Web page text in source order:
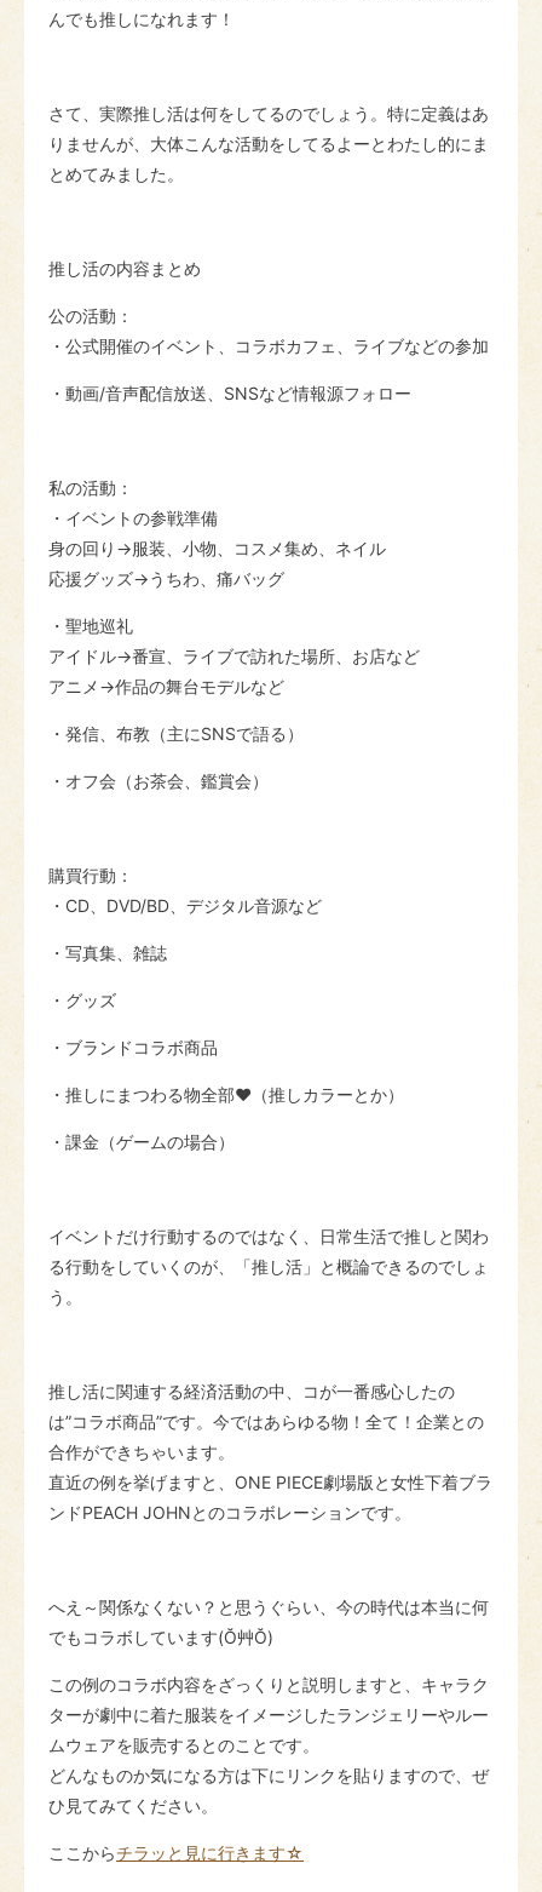
んでも推しになれます！
さて、実際推し活は何をしてるのでしょう。特に定義はあ
りませんが、大体こんな活動をしてるよーとわたし的にま
とめてみました。
推し活の内容 まとめ
公の活動：
・公式開催のイベント、コラボカフェ、ライブなどの参加
・動画/音声配信放送、SNSなど情報源フォロー
私の活動：
・イベントの参戦準備
身の回り→服装、小物、コスメ集め、ネイル
応援グッズ→うちわ、痛バッグ
・聖地巡礼
アイドル→番宣、ライブで訪れた場所、お店など
アニメ→作品の舞台モデルなど
・発信、布教（主にSNSで語る）
・オフ会（お茶会、鑑賞会）
購買行動：
・CD、DVD/BD、デジタル音源など
・写真集、雑誌
・グッズ
・ブランドコラボ商品
・推しにまつわる物全部♥（推しカラーとか）
・課金（ゲームの場合）
イベントだけ行動するのではなく、日常生活で推しと関わ
る行動をしていくのが、「推し活」と概論できるのでしょ
う。
推し活に関連する経済活動の中、コが一番感心したの
は”コラボ商品”です。今ではあらゆる物！全て！企業との
合作ができちゃいます。
直近の例を挙げますと、ONE PIECE劇場版と女性下着ブラ
ンドPEACH JOHNとのコラボレーションです。
へえ～関係なくない？と思うぐらい、今の時代は本当に何
でもコラボしています(Ŏ艸Ŏ)
この例のコラボ内容をざっくりと説明しますと、キャラク
ターが劇中に着た服装をイメージしたランジェリーやルー
ムウェアを販売するとのことです。
どんなものか気になる方は下にリンクを貼りますので、ぜ
ひ見てみてください。
ここからチラッと見に行きます☆